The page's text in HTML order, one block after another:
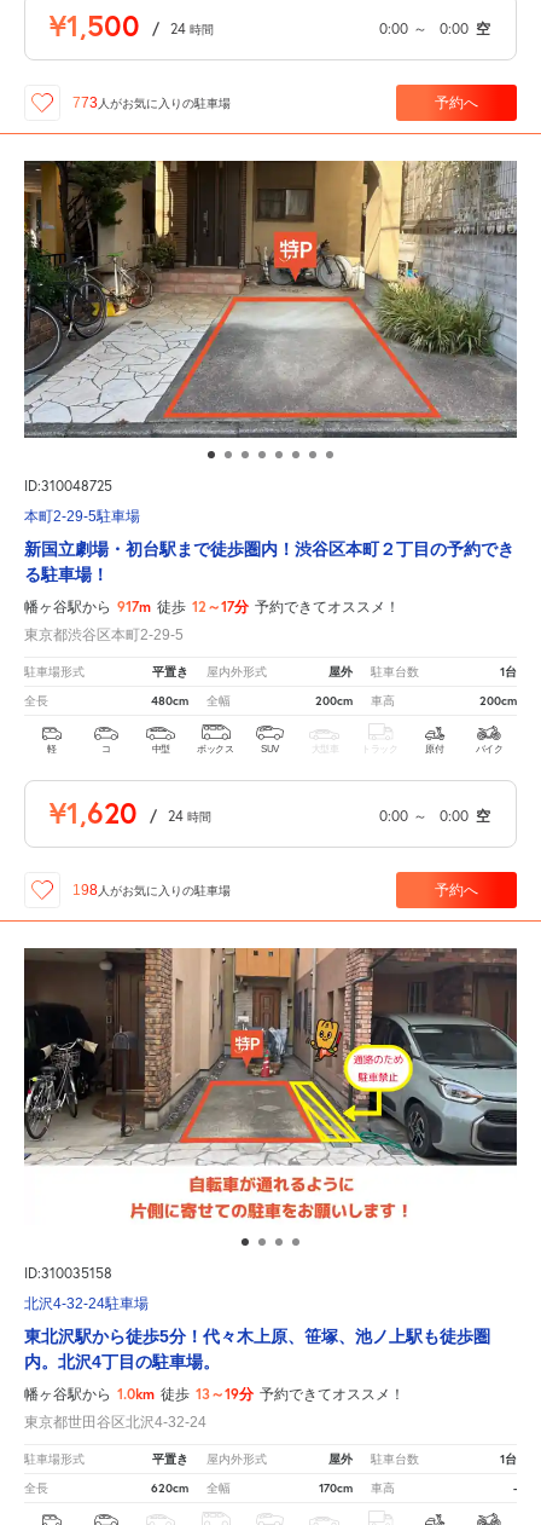
¥1,500 / 24 時間 0:00 ～ 0:00 空
773 人がお気に入りの駐車場 予約へ
ID:310048725
本町2-29-5駐車場
新国立劇場・初台駅まで徒歩圏内！渋谷区本町２丁目の予約でき
る駐車場！
幡ヶ谷駅から 917m 徒歩 12～17分 予約できてオススメ！
東京都渋谷区本町2-29-5
駐車場形式 平置き 屋内外形式 屋外 駐車台数 1台
全長 480cm 全幅 200cm 車高 200cm
軽 コ 中型 ボックス SUV 大型車 トラック 原付 バイク
¥1,620 / 24 時間 0:00 ～ 0:00 空
198人がお気に入りの駐車場 予約へ
ID:310035158
北沢4-32-24駐車場
東北沢駅から徒歩5分！代々木上原、笹塚、池ノ上駅も徒歩圏
内。北沢4丁目の駐車場。
幡ヶ谷駅から 1.0km 徒歩 13～19分 予約できてオススメ！
東京都世田谷区北沢4-32-24
駐車場形式 平置き 屋内外形式 屋外 駐車台数 1台
全長 620cm 全幅 170cm 車高 -